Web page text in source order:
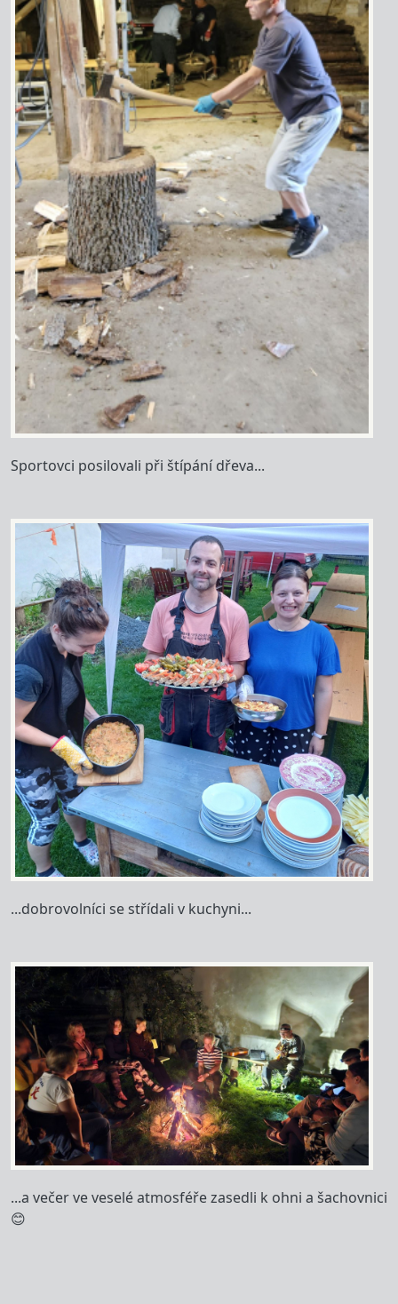
Sportovci posilovali při štípání dřeva...
Image
...dobrovolníci se střídali v kuchyni...
Image
...a večer ve veselé atmosféře zasedli k ohni a šachovnici
😊